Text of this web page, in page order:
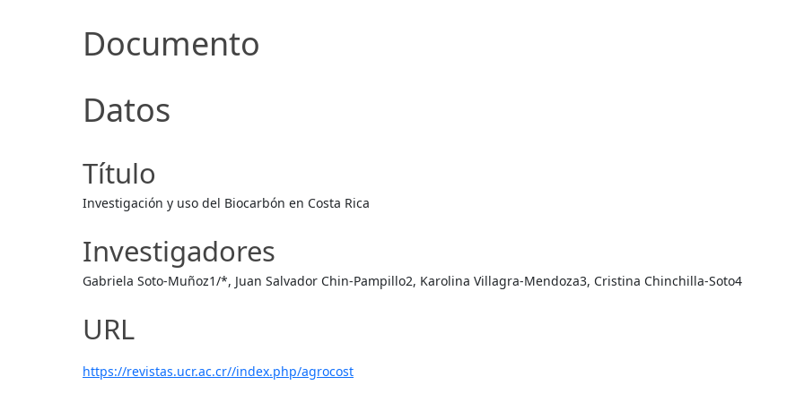
Documento
Datos
Título
Investigación y uso del Biocarbón en Costa Rica
Investigadores
Gabriela Soto-Muñoz1/*, Juan Salvador Chin-Pampillo2, Karolina Villagra-Mendoza3, Cristina Chinchilla-Soto4
URL
https://revistas.ucr.ac.cr//index.php/agrocost